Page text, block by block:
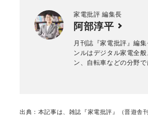
家電批評 編集長
阿部淳平
月刊誌『家電批評』編
ンルはデジタル家電全
ン、自転車などの分野
出典：本記事は、雑誌『家電批評』（晋遊舎